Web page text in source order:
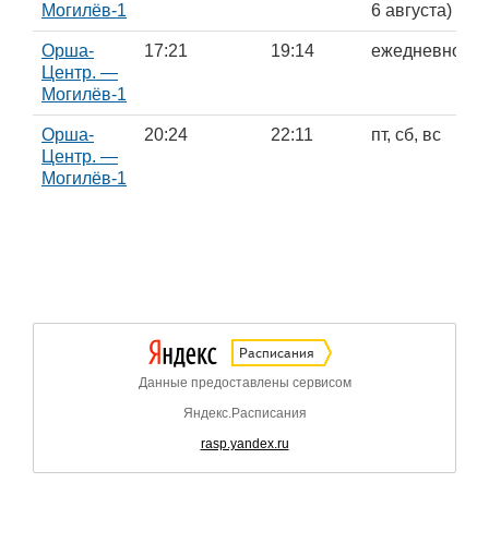
Могилёв-1
6 августа)
Орша-
Центр. —
Могилёв-1
17:21 19:14 ежедневно
Орша-
Центр. —
Могилёв-1
20:24 22:11 пт, сб, вс
Расписания
Данные предоставлены сервисом
Яндекс.Расписания
rasp.yandex.ru